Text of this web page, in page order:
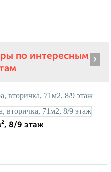
по интересным ›
8/9 этаж